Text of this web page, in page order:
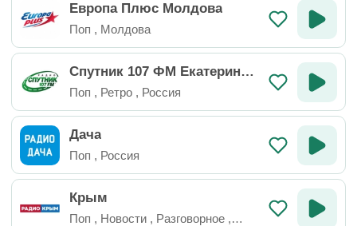
Европа Плюс Молдова
Поп , Молдова
Спутник 107 ФМ Екатеринбу
рг
Поп , Ретро , Россия
Дача
Поп , Россия
Крым
Поп , Новости , Разговорное ,